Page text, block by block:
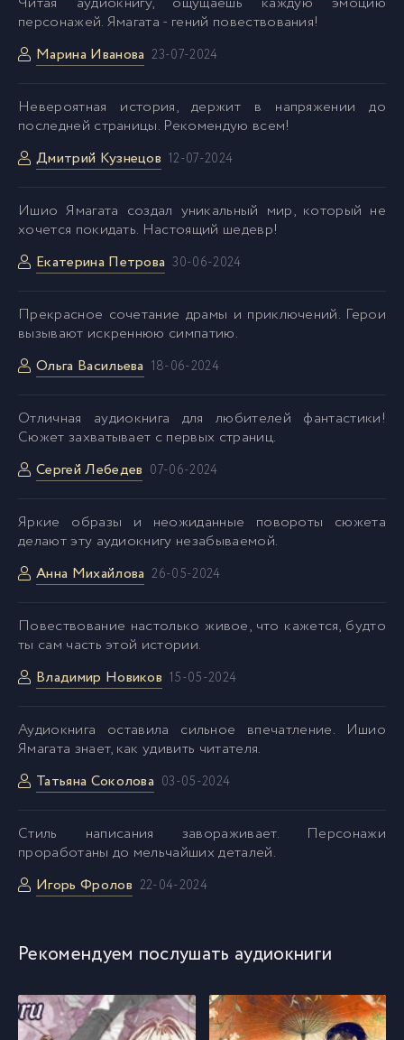
персонажей. Ямагата - гений повествования!
Марина Иванова 23-07-2024
Невероятная история, держит в напряжении до
последней страницы. Рекомендую всем!
Дмитрий Кузнецов 12-07-2024
Ишио Ямагата создал уникальный мир, который не
хочется покидать. Настоящий шедевр!
Екатерина Петрова 30-06-2024
Прекрасное сочетание драмы и приключений. Герои
вызывают искреннюю симпатию.
Ольга Васильева 18-06-2024
Отличная аудиокнига для любителей фантастики!
Сюжет захватывает с первых страниц.
Сергей Лебедев 07-06-2024
Яркие образы и неожиданные повороты сюжета
делают эту аудиокнигу незабываемой.
Анна Михайлова 26-05-2024
Повествование настолько живое, что кажется, будто
ты сам часть этой истории.
Владимир Новиков 15-05-2024
Аудиокнига оставила сильное впечатление. Ишио
Ямагата знает, как удивить читателя.
Татьяна Соколова 03-05-2024
Cтиль написания завораживает. Персонажи
проработаны до мельчайших деталей.
Игорь Фролов 22-04-2024
Рекомендуем послушать аудиокниги